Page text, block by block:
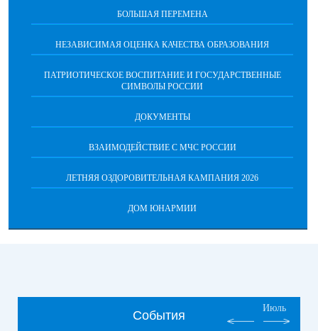
БОЛЬШАЯ ПЕРЕМЕНА
НЕЗАВИСИМАЯ ОЦЕНКА КАЧЕСТВА ОБРАЗОВАНИЯ
ПАТРИОТИЧЕСКОЕ ВОСПИТАНИЕ И ГОСУДАРСТВЕННЫЕ
СИМВОЛЫ РОССИИ
ДОКУМЕНТЫ
ВЗАИМОДЕЙСТВИЕ С МЧС РОССИИ
ЛЕТНЯЯ ОЗДОРОВИТЕЛЬНАЯ КАМПАНИЯ 2026
ДОМ ЮНАРМИИ
События
Июль